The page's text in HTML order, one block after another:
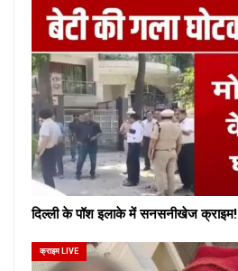
दिल्ली के पॉश इलाके में सनसनीखेज क्राइम!
क्राइम LIVE